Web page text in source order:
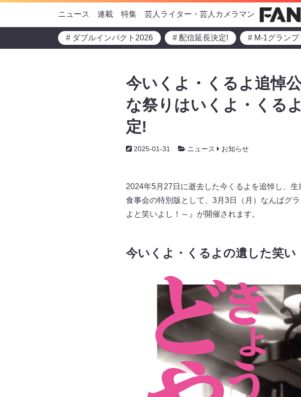
ニュース 連載 特集 芸人ライター・芸人カメラマン
# ダブルインパクト2026 # 配信延長決定! # M-1グランプ
今いくよ・くるよ追悼
な祭りはいくよ・くる
定!
2025-01-31 ニュース お知らせ
2024年5月27日に逝去した今くるよを追悼し、
食事会の特別版として、3月3日（月）なんばグ
よと笑いよし！～』が開催されます。
今いくよ・くるよの遺した笑い